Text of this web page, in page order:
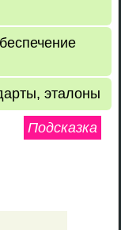
эталоны
Подсказка